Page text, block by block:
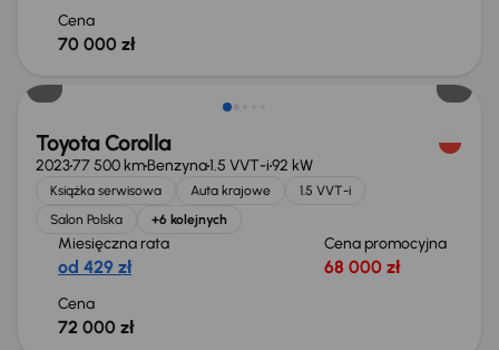
Cena
70 000 zł
Toyota Corolla
202377 500 kmBenzyna1.5 VVT-i92 kW
Książka serwisowa Auta krajowe
1.5 VVT-i
Salon Polska
+6 kolejnych
Miesięczna rata
od 429 zł
Cena promocyjna
68 000 zł
Cena
72 000 zł